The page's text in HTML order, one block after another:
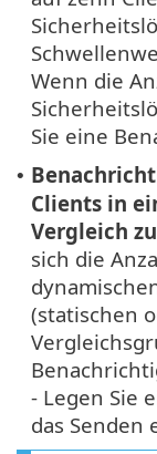
Wenn die
Sie eine
•
Clients in
Vergleich
sich die
(statischen
- Legen Sie
das Senden